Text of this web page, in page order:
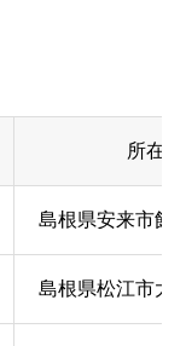
所在地
島根県安来市飯
島根県松江市大